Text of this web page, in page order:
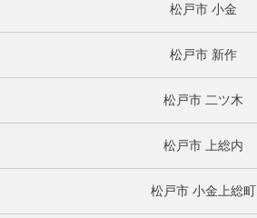
松戸市 小金
松戸市 新作
松戸市 二ツ木
松戸市 上総内
松戸市 小金上総町